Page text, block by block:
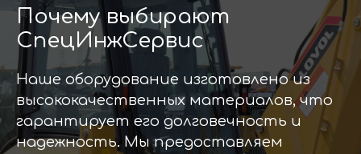
Почему выбирают
СпецИнжСервис
Наше оборудование изготовлено из
высококачественных материалов, что
гарантирует его долговечность и
надежность. Мы предоставляем